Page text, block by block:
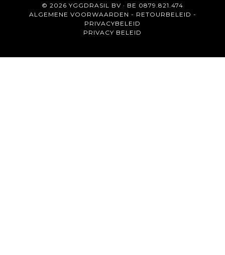
© 2026 YGGDRASIL BV · BE 0879.821.474
ALGEMENE VOORWAARDEN - RETOURBELEID -
PRIVACYBELEID
PRIVACY BELEID